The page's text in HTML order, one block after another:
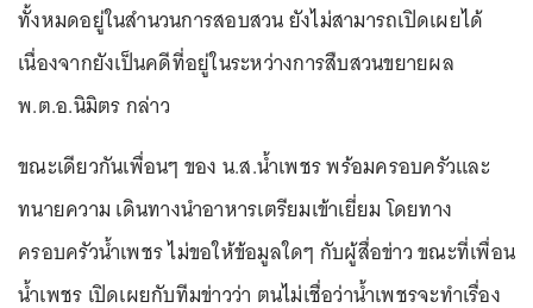
ทั้งหมดอยู่ในสำนวนการสอบสวน ยังไม่สามารถเปิดเผยได้
เนื่องจากยังเป็นคดีที่อยู่ในระหว่างการสืบสวนขยายผล
พ.ต.อ.นิมิตร กล่าว
ขณะเดียวกันเพื่อนๆ ของ น.ส.น้ำเพชร พร้อมครอบครัวและ
ทนายความ เดินทางนำอาหารเตรียมเข้าเยี่ยม โดยทาง
ครอบครัวน้ำเพชร ไม่ขอให้ข้อมูลใดๆ กับผู้สื่อข่าว ขณะที่เพื่อน
น้ำเพชร เปิดเผยกับทีมข่าวว่า ตนไม่เชื่อว่าน้ำเพชรจะทำเรื่อง